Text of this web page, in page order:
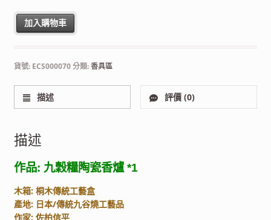
九穀糧陶瓷香爐 香道用品 數量
加入購物車
貨號: ECS000070分類:香具區
描述 評價 (0)
描述
作品: 九穀糧陶瓷香爐 *1
木箱: 桐木傳統工藝盒
產地: 日本/傳統九谷燒工藝品
作家: 佐柏信平